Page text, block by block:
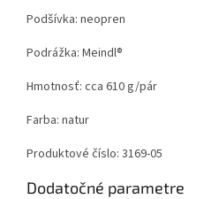
Podšívka: neopren
Podrážka: Meindl®
Hmotnosť: cca 610 g/pár
Farba: natur
Produktové číslo: 3169-05
Dodatočné parametre